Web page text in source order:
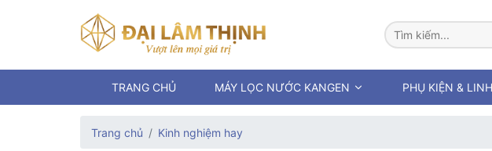
TRANG CHỦ MÁY LỌC NƯỚC KANGEN PHỤ KIỆN &
Trang chủ Kinh nghiệm hay